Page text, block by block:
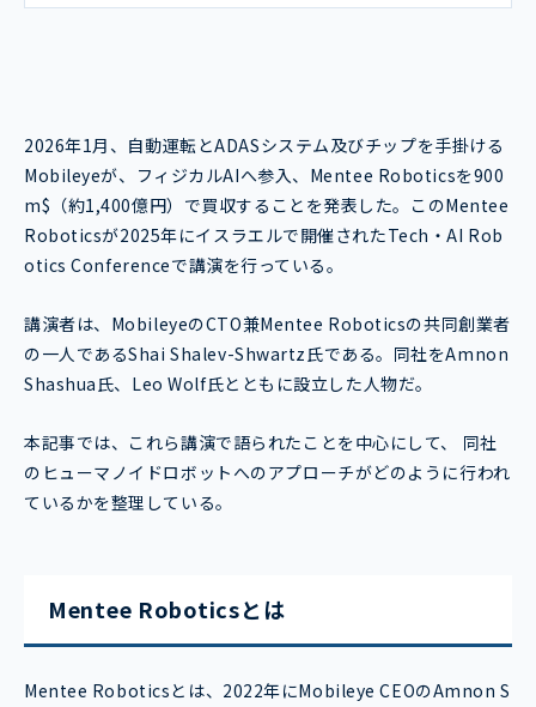
2026年1月、自動運転とADASシステム及びチップを手掛ける
Mobileyeが、フィジカルAIへ参入、Mentee Roboticsを900
m$（約1,400億円）で買収することを発表した。このMentee
Roboticsが2025年にイスラエルで開催されたTech・AI Rob
otics Conferenceで講演を行っている。
講演者は、MobileyeのCTO兼Mentee Roboticsの共同創業者
の一人であるShai Shalev-Shwartz氏である。同社をAmnon
Shashua氏、Leo Wolf氏とともに設立した人物だ。
本記事では、これら講演で語られたことを中心にして、 同社
のヒューマノイドロボットへのアプローチがどのように行われ
ているかを整理している。
Mentee Roboticsとは
Mentee Roboticsとは、2022年にMobileye CEOのAmnon S